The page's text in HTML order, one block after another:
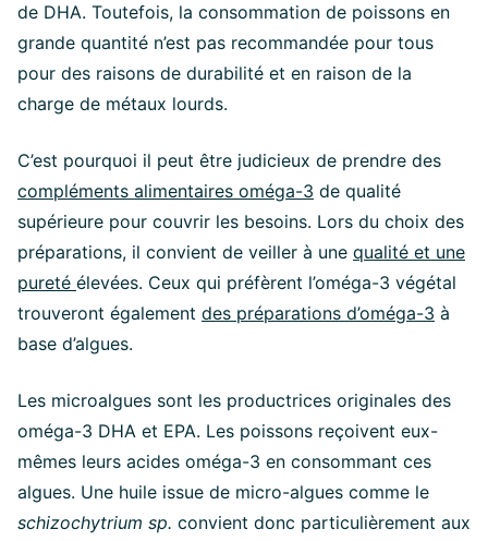
de DHA. Toutefois, la consommation de poissons en
grande quantité n’est pas recommandée pour tous
pour des raisons de durabilité et en raison de la
charge de métaux lourds.
C’est pourquoi il peut être judicieux de prendre des
compléments alimentaires oméga-3 de qualité
supérieure pour couvrir les besoins. Lors du choix des
préparations, il convient de veiller à une qualité et une
pureté élevées. Ceux qui préfèrent l’oméga-3 végétal
trouveront également des préparations d’oméga-3 à
base d’algues.
Les microalgues sont les productrices originales des
oméga-3 DHA et EPA. Les poissons reçoivent eux-
mêmes leurs acides oméga-3 en consommant ces
algues. Une huile issue de micro-algues comme le
schizochytrium sp. convient donc particulièrement aux